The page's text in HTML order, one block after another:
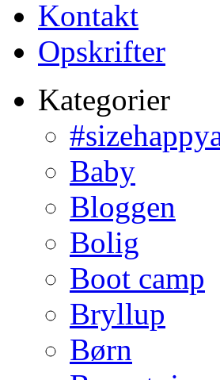
Kontakt
Opskrifter
Kategorier
Baby
Bloggen
Bolig
Boot camp
Bryllup
Børn